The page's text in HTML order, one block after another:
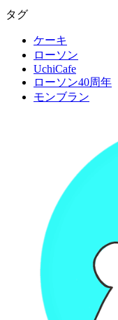
タグ
ケーキ
ローソン
UchiCafe
ローソン40周年
モンブラン